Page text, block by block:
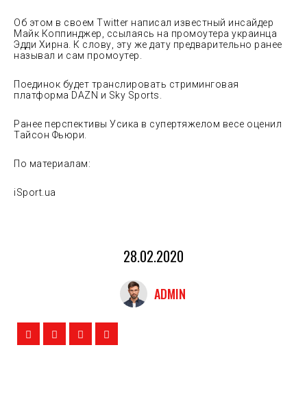
Об этом в своем Twitter написал известный инсайдер
Майк Коппинджер, ссылаясь на промоутера украинца
Эдди Хирна. К слову, эту же дату предварительно ранее
называл и сам промоутер.
Поединок будет транслировать стриминговая
платформа DAZN и Sky Sports.
Ранее перспективы Усика в супертяжелом весе оценил
Тайсон Фьюри.
По материалам:
iSport.ua
28.02.2020
ADMIN